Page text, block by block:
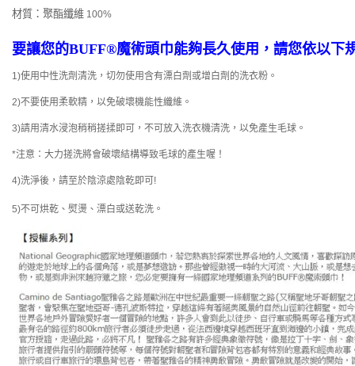
材質 ：聚酯纖維 100%
要讓您的BUFF®魔術頭巾能夠長久使用，請您依以下
1)使用中性洗劑清洗，切勿使用含有漂白劑或增白劑的洗衣粉。
2)不要使用柔軟精，以免破壞機能性纖維。
3)請用清水浸泡稍稍搓揉即可，不可放入洗衣機清洗，以免產生毛球。
*注意：大力搓洗將會破壞結構導致毛球的產生喔！
4)洗淨後，請至於陰涼處陰乾即可!
5)不可烘乾、熨燙、漂白或送乾洗。